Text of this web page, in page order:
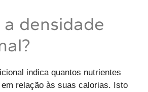
a densidade
indica quantos nutrientes
relação às suas calorias. Isto